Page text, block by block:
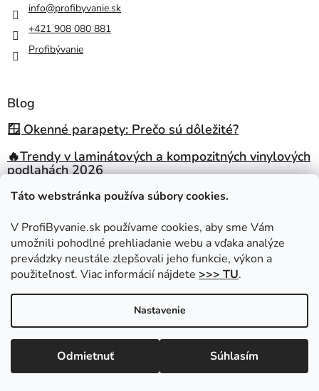
Táto webstránka používa súbory cookies.
V ProfiByvanie.sk používame cookies, aby sme Vám
umožnili pohodlné prehliadanie webu a vďaka analýze
prevádzky neustále zlepšovali jeho funkcie, výkon a
použiteľnosť. Viac informácií nájdete >>> TU.
Nastavenie
Odmietnuť Súhlasím
info@profibyvanie.sk
+421 908 080 881
Profibývanie
Blog
🪟 Okenné parapety: Prečo sú dôležité?
🔥Trendy v laminátových a kompozitných vinylových
podlahách 2026
💧Spoľahlivé riešenie do vlhkých priestorov
🎄Využite vianočný čas na plánovanie domova
🔥Trendy na 2026 pre Váš rozpočet
Vložte svoj e-mail a my Vám budeme zasielať informácie o nových
produktoch na našom e-shope.